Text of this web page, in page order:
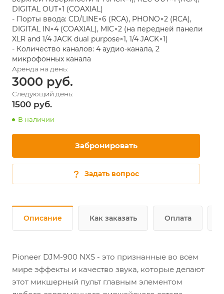
DIGITAL OUT×1 (COAXIAL)
- Порты ввода: CD/LINE×6 (RCA), PHONO×2 (RCA),
DIGITAL IN×4 (COAXIAL), MIC×2 (на передней панели
XLR and 1/4 JACK dual purpose×1, 1/4 JACK×1)
- Количество каналов: 4 аудио-канала, 2
микрофонных канала
3000
1500
В наличии
Забронировать
Задать вопрос
Описание Как заказать Оплата
Pioneer DJM-900 NXS - это признанные во всем
мире эффекты и качество звука, которые делают
этот микшерный пульт главным элементом